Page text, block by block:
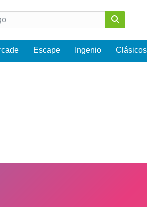
Escape Ingenio Clásicos